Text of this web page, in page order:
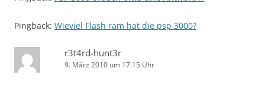
Pingback: Wieviel Flash ram hat die psp 3000?
r3t4rd-hunt3r
9. März 2010 um 17:15 Uhr